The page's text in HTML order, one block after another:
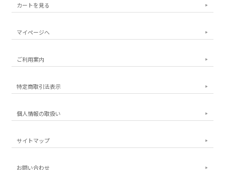
カートを見る
マイページへ
ご利用案内
特定商取引法表示
個人情報の取扱い
サイトマップ
お問い合わせ